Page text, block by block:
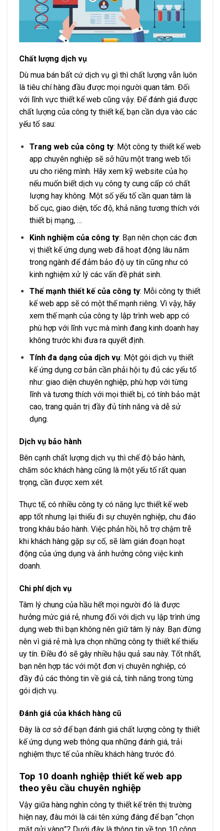
Chất lượng dịch vụ
Dù mua bán bất cứ dịch vụ gì thì chất lượng vẫn luôn
là tiêu chí hàng đầu được mọi người quan tâm. Đối
với lĩnh vực thiết kế web cũng vậy. Để đánh giá được
chất lượng của công ty thiết kế, bạn cần dựa vào các
yếu tố sau:
Trang web của công ty: Một công ty thiết kế web
app chuyên nghiệp sẽ sở hữu một trang web tối
ưu cho riêng mình. Hãy xem kỹ website của họ
nếu muốn biết dịch vụ công ty cung cấp có chất
lượng hay không. Một số yếu tố cần quan tâm là
bố cục, giao diện, tốc độ, khả năng tương thích với
thiết bị mạng, …
Kinh nghiệm của công ty: Bạn nên chọn các đơn
vị thiết kế ứng dụng web đã hoạt động lâu năm
trong ngành để đảm bảo độ uy tín cũng như có
kinh nghiệm xử lý các vấn đề phát sinh.
Thế mạnh thiết kế của công ty: Mỗi công ty thiết
kế web app sẽ có một thế mạnh riêng. Vì vậy, hãy
xem thế mạnh của công ty lập trình web app có
phù hợp với lĩnh vực mà mình đang kinh doanh hay
không trước khi đưa ra quyết định.
Tính đa dạng của dịch vụ: Một gói dịch vụ thiết
kế ứng dụng cơ bản cần phải hội tụ đủ các yếu tố
như: giao diện chuyên nghiệp, phù hợp với từng
lĩnh và tương thích với mọi thiết bị, có tính bảo mật
cao, trang quản trị đầy đủ tính năng và dễ sử
dụng.
Dịch vụ bảo hành
Bên cạnh chất lượng dịch vụ thì chế độ bảo hành,
chăm sóc khách hàng cũng là một yếu tố rất quan
trọng, cần được xem xét.
Thực tế, có nhiều công ty có năng lực thiết kế web
app tốt nhưng lại thiếu đi sự chuyên nghiệp, chu đáo
trong khâu bảo hành. Việc phản hồi, hỗ trợ chậm trễ
khi khách hàng gặp sự cố, sẽ làm gián đoạn hoạt
động của ứng dụng và ảnh hưởng công việc kinh
doanh.
Chi phí dịch vụ
Tâm lý chung của hầu hết mọi người đó là được
hưởng mức giá rẻ, nhưng đối với dịch vụ lập trình ứng
dụng web thì bạn không nên giữ tâm lý này. Bạn đừng
nên vì giá rẻ mà lựa chọn những công ty thiết kế thiếu
uy tín. Điều đó sẽ gây nhiều hậu quả sau này. Tốt nhất,
bạn nên hợp tác với một đơn vị chuyên nghiệp, có
đầy đủ các thông tin về giá cả, tính năng trong từng
gói dịch vụ.
Đánh giá của khách hàng cũ
Đây là cơ sở để bạn đánh giá chất lượng công ty thiết
kế ứng dụng web thông qua những đánh giá, trải
nghiệm thực tế của nhiều khách hàng trước đó.
Top 10 doanh nghiệp thiết kế web app
theo yêu cầu chuyên nghiệp
Vậy giữa hàng nghìn công ty thiết kế trên thị trường
hiện nay, đâu mới là cái tên xứng đáng để bạn “chọn